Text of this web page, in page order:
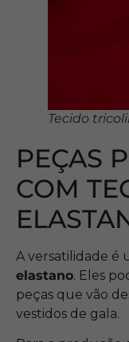
Tecido
PEÇAS
COM
A versatilidade é
elastano. Eles
peças que vão
vestidos de gala.